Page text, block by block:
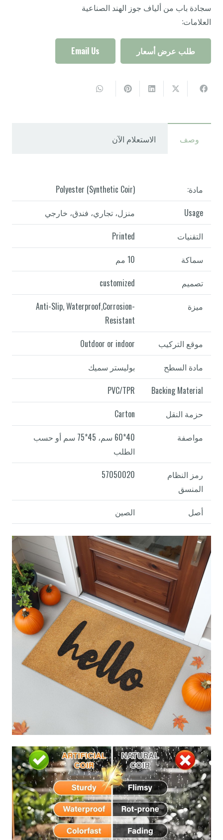
سجادة باب من ألياف جوز الهند الصناعية
العلامات:
طلب عرض أسعار Email Us
وصف الاستعلام الآن
مادة:
Polyester (Synthetic Coir)
Usage
منزل، تجاري، فندق، خارجي
التقنيات
Printed
سماكة
10 مم
تصميم
customized
ميزة
Anti-Slip, Waterproof,Corrosion-
Resistant
موقع التركيب
Outdoor or indoor
مادة السطح
بوليستر سميك
Backing Material
PVC/TPR
حزمة النقل
Carton
مواصفة
40*60 سم، 45*75 سم أو حسب
الطلب
رمز النظام
المنسق
57050020
أصل الصين